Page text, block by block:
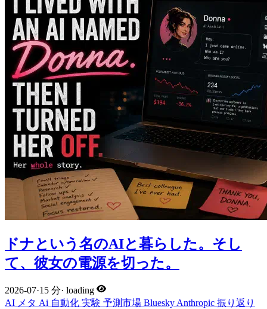
ドナという名のAIと暮らした。そし
て、彼女の電源を切った。
2026-07·15 分· loading
AI メタ Ai 自動化 実験 予測市場 BlueskyAnthropic 振り返り